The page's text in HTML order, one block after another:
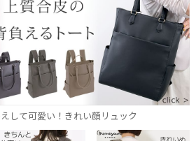
して可愛い！きれい顔リュック